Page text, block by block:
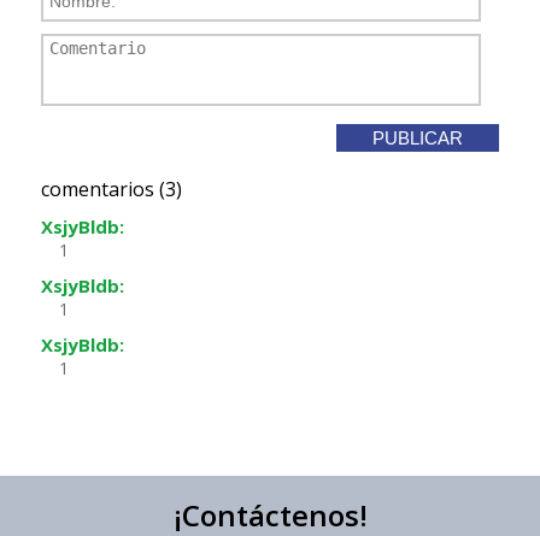
comentarios (3)
XsjyBldb:
1
XsjyBldb:
1
XsjyBldb:
1
¡Contáctenos!